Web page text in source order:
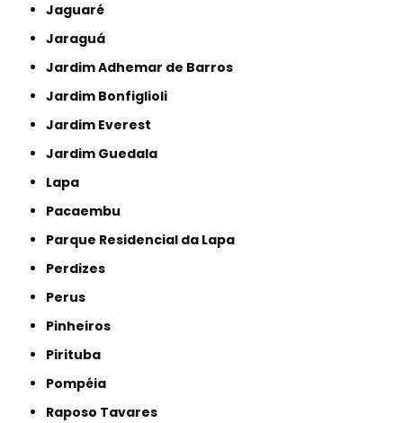
Jaguaré
Jaraguá
Jardim Adhemar de Barros
Jardim Bonfiglioli
Jardim Everest
Jardim Guedala
Lapa
Pacaembu
Parque Residencial da Lapa
Perdizes
Perus
Pinheiros
Pirituba
Pompéia
Raposo Tavares